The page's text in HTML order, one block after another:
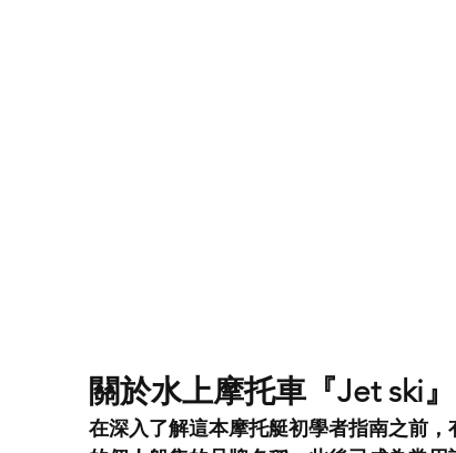
關於水上摩托車『Jet ski
在深入了解這本摩托艇初學者指南之前